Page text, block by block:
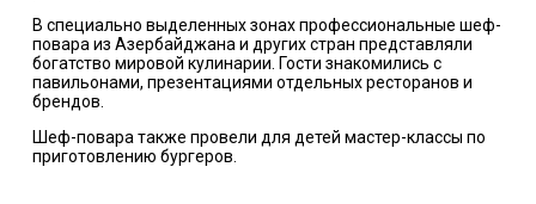
В специально выделенных зонах профессиональные шеф-
повара из Азербайджана и других стран представляли
богатство мировой кулинарии. Гости знакомились с
павильонами, презентациями отдельных ресторанов и
брендов.
Шеф-повара также провели для детей мастер-классы по
приготовлению бургеров.